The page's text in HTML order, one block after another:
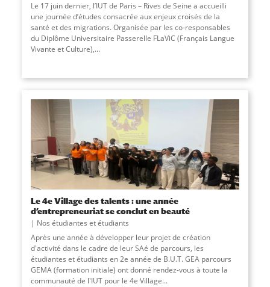
Le 17 juin dernier, l’IUT de Paris – Rives de Seine a accueilli
une journée d’études consacrée aux enjeux croisés de la
santé et des migrations. Organisée par les co-responsables
du Diplôme Universitaire Passerelle FLaViC (Français Langue
Vivante et Culture),...
Le 4e Village des talents : une année
d’entrepreneuriat se conclut en beauté
Nos étudiantes et étudiants
Après une année à développer leur projet de création
d'activité dans le cadre de leur SAé de parcours, les
étudiantes et étudiants en 2e année de B.U.T. GEA parcours
GEMA (formation initiale) ont donné rendez-vous à toute la
communauté de l'IUT pour le 4e Village...